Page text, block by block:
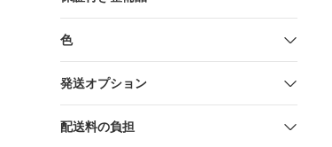
色
発送オプション
配送料の負担